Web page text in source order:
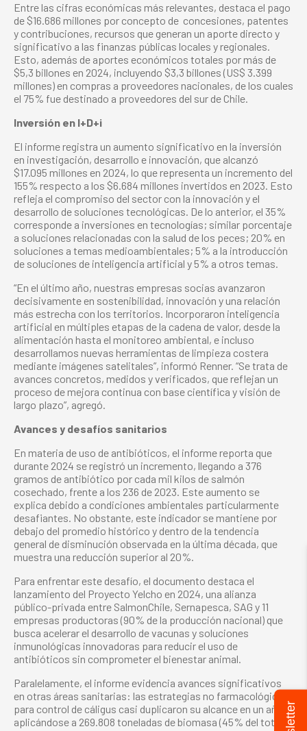
Entre las cifras económicas más relevantes, destaca el pago
de $16.686 millones por concepto de concesiones, patentes
y contribuciones, recursos que generan un aporte directo y
significativo a las finanzas públicas locales y regionales.
Esto, además de aportes económicos totales por más de
$5,3 billones en 2024, incluyendo $3,3 billones (US$ 3.399
millones) en compras a proveedores nacionales, de los cuales
el 75% fue destinado a proveedores del sur de Chile.
Inversión en I+D+i
El informe registra un aumento significativo en la inversión
en investigación, desarrollo e innovación, que alcanzó
$17.095 millones en 2024, lo que representa un incremento del
155% respecto a los $6.684 millones invertidos en 2023. Esto
refleja el compromiso del sector con la innovación y el
desarrollo de soluciones tecnológicas. De lo anterior, el 35%
corresponde a inversiones en tecnologías; similar porcentaje
a soluciones relacionadas con la salud de los peces; 20% en
soluciones a temas medioambientales; 5% a la introducción
de soluciones de inteligencia artificial y 5% a otros temas.
“En el último año, nuestras empresas socias avanzaron
decisivamente en sostenibilidad, innovación y una relación
más estrecha con los territorios. Incorporaron inteligencia
artificial en múltiples etapas de la cadena de valor, desde la
alimentación hasta el monitoreo ambiental, e incluso
desarrollamos nuevas herramientas de limpieza costera
mediante imágenes satelitales”, informó Renner. “Se trata de
avances concretos, medidos y verificados, que reflejan un
proceso de mejora continua con base científica y visión de
largo plazo”, agregó.
Avances y desafíos sanitarios
En materia de uso de antibióticos, el informe reporta que
durante 2024 se registró un incremento, llegando a 376
gramos de antibiótico por cada mil kilos de salmón
cosechado, frente a los 236 de 2023. Este aumento se
explica debido a condiciones ambientales particularmente
desafiantes. No obstante, este indicador se mantiene por
debajo del promedio histórico y dentro de la tendencia
general de disminución observada en la última década, que
muestra una reducción superior al 20%.
Para enfrentar este desafío, el documento destaca el
lanzamiento del Proyecto Yelcho en 2024, una alianza
público-privada entre SalmonChile, Sernapesca, SAG y 11
empresas productoras (90% de la producción nacional) que
busca acelerar el desarrollo de vacunas y soluciones
inmunológicas innovadoras para reducir el uso de
antibióticos sin comprometer el bienestar animal.
Paralelamente, el informe evidencia avances significativos
en otras áreas sanitarias: las estrategias no farmacológicas
para control de cáligus casi duplicaron su alcance en un año,
aplicándose a 269.808 toneladas de biomasa (45% del total),